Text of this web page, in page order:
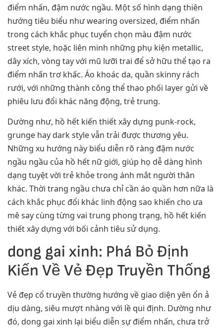
điểm nhấn, đậm nước ngầu. Một số hình dạng thiên
hướng tiêu biểu như wearing oversized, điểm nhấn
trong cách khắc phục tuyển chọn màu đậm nước
street style, hoặc liên minh những phụ kiện metallic,
dây xích, vòng tay với mũ lưỡi trai để sở hữu thể tạo ra
điểm nhấn trơ khấc. Áo khoác da, quần skinny rách
rưới, với những thành công thể thao phối layer gửi về
phiêu lưu đổi khác năng động, trẻ trung.
Dường như, hồ hết kiến thiết xây dựng punk-rock,
grunge hay dark style vẫn trải được thương yêu.
Những xu hướng này biểu diễn rõ ràng đậm nước
ngầu ngầu của hồ hết nữ giới, giúp họ dễ dàng hình
dạng tuyệt vời trẻ khỏe trong ánh mắt người thân
khác. Thời trang ngầu chưa chỉ cần áo quần hơn nữa là
cách khắc phục đổi khác linh động sao khiến cho ưa
mê say cùng từng vai trung phong trạng, hồ hết kiến
thiết xây dựng với bối cảnh tiêu sử dụng.
dong gai xinh: Phá Bỏ Định
Kiến Về Vẻ Đẹp Truyền Thống
Vẻ đẹp cổ truyền thường hướng về giao diện yên ổn ả
dịu dàng, siêu mượt nhàng với lề qui định. Dường như
đó, dong gai xinh lại biểu diễn sự điểm nhấn, chưa trở